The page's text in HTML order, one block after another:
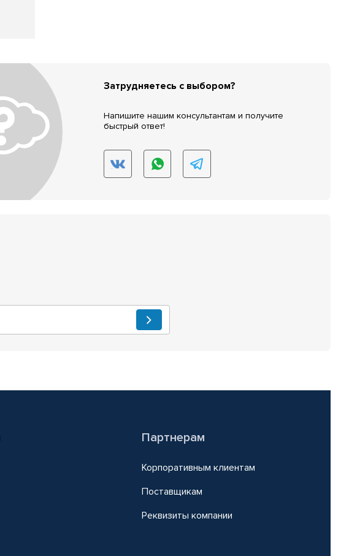
Затрудняетесь с выбором?
Напишите нашим консультантам и получите
быстрый ответ!
Партнерам
Корпоративным клиентам
Поставщикам
Реквизиты компании